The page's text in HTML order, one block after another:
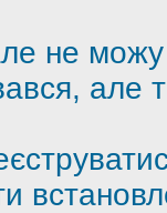
не